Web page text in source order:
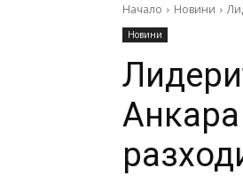
Начало Новини
Новини